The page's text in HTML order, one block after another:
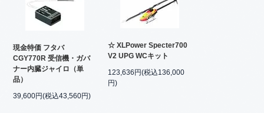
現金特価 フタバ
CGY770R 受信機・ガバ
ナー内臓ジャイロ（単
品）
39,600円(税込43,560円)
☆ XLPower Specter700
V2 UPG WCキット
123,636円(税込136,000
円)